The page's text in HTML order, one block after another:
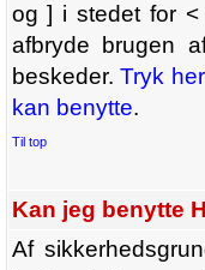
og ] i stedet for
afbryde brugen
beskeder. Tryk
kan benytte.
Til top
Kan jeg benytte
Af